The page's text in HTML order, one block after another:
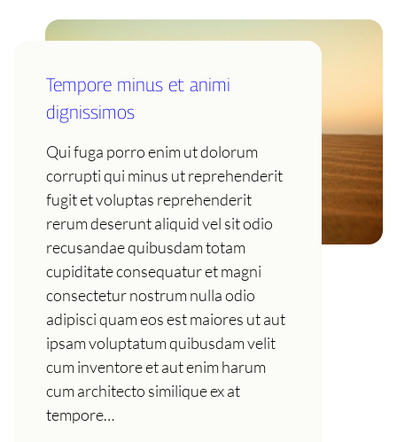
Tempore minus et animi
dignissimos
Qui fuga porro enim ut dolorum
corrupti qui minus ut reprehenderit
fugit et voluptas reprehenderit
rerum deserunt aliquid vel sit odio
recusandae quibusdam totam
cupiditate consequatur et magni
consectetur nostrum nulla odio
adipisci quam eos est maiores ut aut
ipsam voluptatum quibusdam velit
cum inventore et aut enim harum
cum architecto similique ex at
tempore…